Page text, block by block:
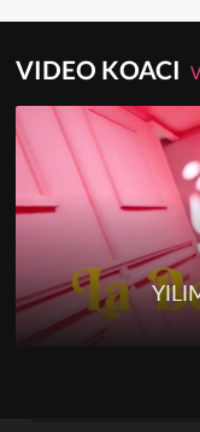
VIDEO KOACI